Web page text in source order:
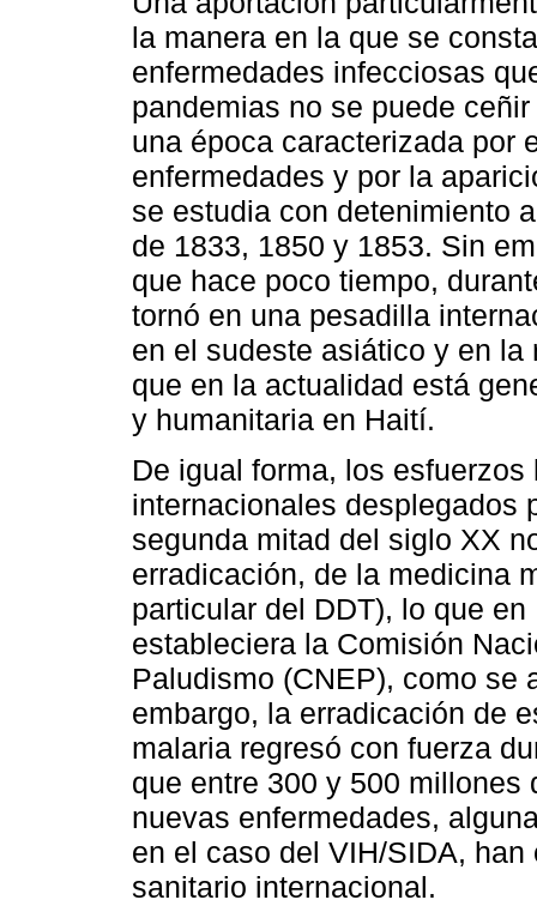
la manera en la que se
enfermedades infecciosas
pandemias no se puede
una época caracterizada por
enfermedades y por la
se estudia con detenimiento
de 1833, 1850 y 1853. Sin
que hace poco tiempo,
tornó en una pesadilla
en el sudeste asiático y en
que en la actualidad está
y humanitaria en Haití.
De igual forma, los
internacionales desplegados
segunda mitad del siglo XX
erradicación, de la medicina
particular del DDT), lo que
estableciera la Comisión
Paludismo (CNEP), como se
embargo, la erradicación de
malaria regresó con fuerza
que entre 300 y 500 millones
nuevas enfermedades,
en el caso del VIH/SIDA,
sanitario internacional.